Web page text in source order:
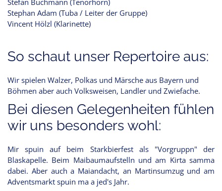
Stephan Adam (Tuba / Leiter der Gruppe)
Vincent Hölzl (Klarinette)
So schaut unser Repertoire aus:
Wir spielen Walzer, Polkas und Märsche aus Bayern und
Böhmen aber auch Volksweisen, Landler und Zwiefache.
Bei diesen Gelegenheiten fühlen
wir uns besonders wohl:
Mir spuin auf beim Starkbierfest als "Vorgruppn" der
Blaskapelle. Beim Maibaumaufstelln und am Kirta samma
dabei. Aber auch a Maiandacht, an Martinsumzug und am
Adventsmarkt spuin ma a jed's Jahr.